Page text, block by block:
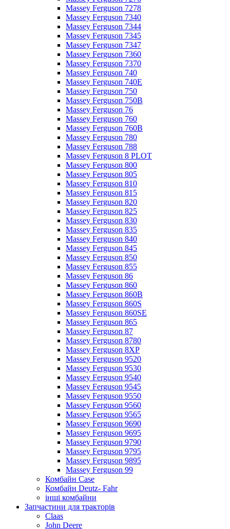
Massey Ferguson 7278
Massey Ferguson 7340
Massey Ferguson 7344
Massey Ferguson 7345
Massey Ferguson 7347
Massey Ferguson 7360
Massey Ferguson 7370
Massey Ferguson 740
Massey Ferguson 740E
Massey Ferguson 750
Massey Ferguson 750B
Massey Ferguson 76
Massey Ferguson 760
Massey Ferguson 760B
Massey Ferguson 780
Massey Ferguson 788
Massey Ferguson 8 PLOT
Massey Ferguson 800
Massey Ferguson 805
Massey Ferguson 810
Massey Ferguson 815
Massey Ferguson 820
Massey Ferguson 825
Massey Ferguson 830
Massey Ferguson 835
Massey Ferguson 840
Massey Ferguson 845
Massey Ferguson 850
Massey Ferguson 855
Massey Ferguson 86
Massey Ferguson 860
Massey Ferguson 860B
Massey Ferguson 860S
Massey Ferguson 860SE
Massey Ferguson 865
Massey Ferguson 87
Massey Ferguson 8780
Massey Ferguson 8XP
Massey Ferguson 9520
Massey Ferguson 9530
Massey Ferguson 9540
Massey Ferguson 9545
Massey Ferguson 9550
Massey Ferguson 9560
Massey Ferguson 9565
Massey Ferguson 9690
Massey Ferguson 9695
Massey Ferguson 9790
Massey Ferguson 9795
Massey Ferguson 9895
Massey Ferguson 99
Комбайн Case
Комбайн Deutz- Fahr
інші комбайни
Запчастини для тракторів
Claas
John Deere